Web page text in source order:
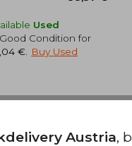
Used
Condition for
€
Buy Used
Austria,